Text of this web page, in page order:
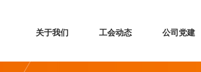
关于我们 工会动态 公司党建